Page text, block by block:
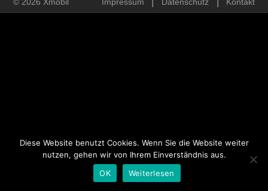
© 2026 Xmobil Impressum Datenschutz Kontakt
Diese Website benutzt Cookies. Wenn Sie die Website weiter
nutzen, gehen wir von Ihrem Einverständnis aus.
OK
Weiterlesen